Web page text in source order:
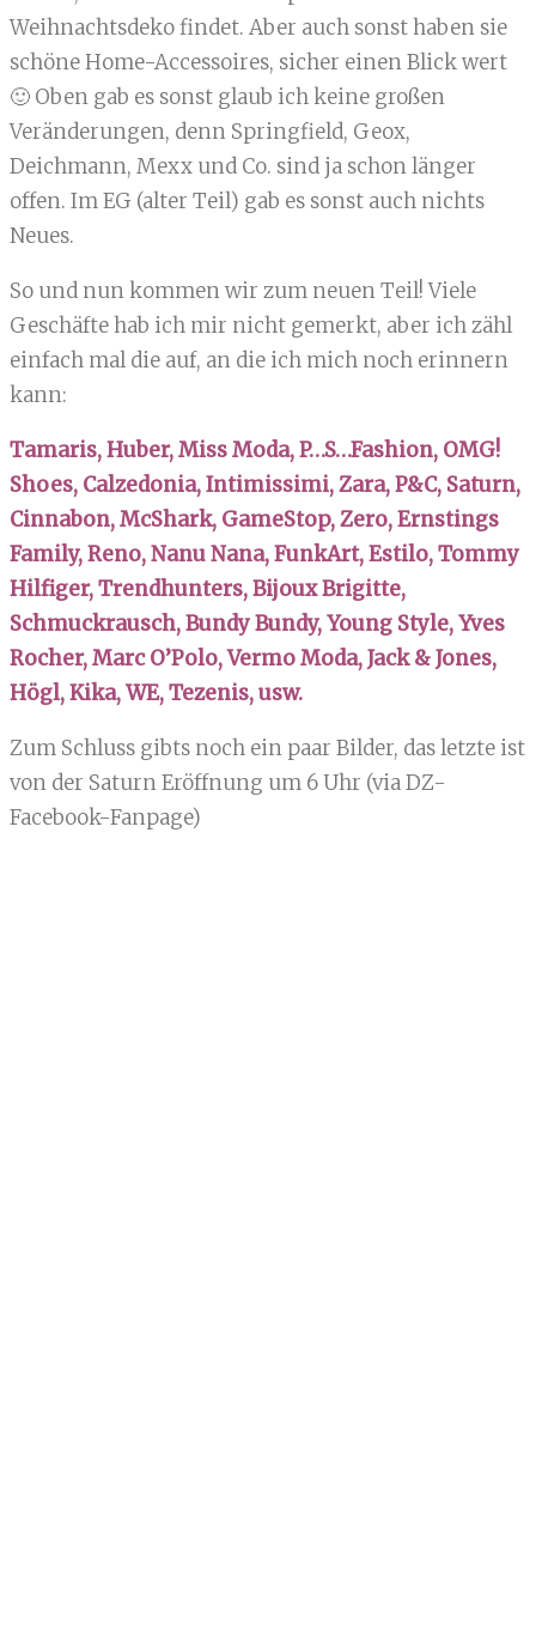
Weihnachtsdeko findet. Aber auch sonst haben sie
schöne Home-Accessoires, sicher einen Blick wert
🙂 Oben gab es sonst glaub ich keine großen
Veränderungen, denn Springfield, Geox,
Deichmann, Mexx und Co. sind ja schon länger
offen. Im EG (alter Teil) gab es sonst auch nichts
Neues.
So und nun kommen wir zum neuen Teil! Viele
Geschäfte hab ich mir nicht gemerkt, aber ich zähl
einfach mal die auf, an die ich mich noch erinnern
kann:
Tamaris, Huber, Miss Moda, P…S…Fashion, OMG!
Shoes, Calzedonia, Intimissimi, Zara, P&C, Saturn,
Cinnabon, McShark, GameStop, Zero, Ernstings
Family, Reno, Nanu Nana, FunkArt, Estilo, Tommy
Hilfiger, Trendhunters, Bijoux Brigitte,
Schmuckrausch, Bundy Bundy, Young Style, Yves
Rocher, Marc O’Polo, Vermo Moda, Jack & Jones,
Högl, Kika, WE, Tezenis, usw.
Zum Schluss gibts noch ein paar Bilder, das letzte ist
von der Saturn Eröffnung um 6 Uhr (via DZ-
Facebook-Fanpage)